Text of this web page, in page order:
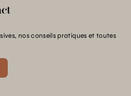
nos conseils pratiques et toutes